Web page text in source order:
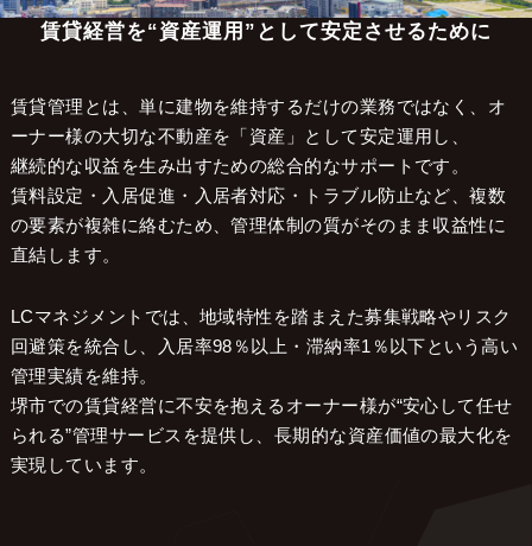
賃貸経営を“資産運用”として安定させるために
賃貸管理とは、単に建物を維持するだけの業務ではなく、オ
ーナー様の大切な不動産を「資産」として安定運用し、
継続的な収益を生み出すための総合的なサポートです。
賃料設定・入居促進・入居者対応・トラブル防止など、複数
の要素が複雑に絡むため、管理体制の質がそのまま収益性に
直結します。
LCマネジメントでは、地域特性を踏まえた募集戦略やリスク
回避策を統合し、入居率98％以上・滞納率1％以下という高い
管理実績を維持。
堺市での賃貸経営に不安を抱えるオーナー様が“安心して任せ
られる”管理サービスを提供し、長期的な資産価値の最大化を
実現しています。